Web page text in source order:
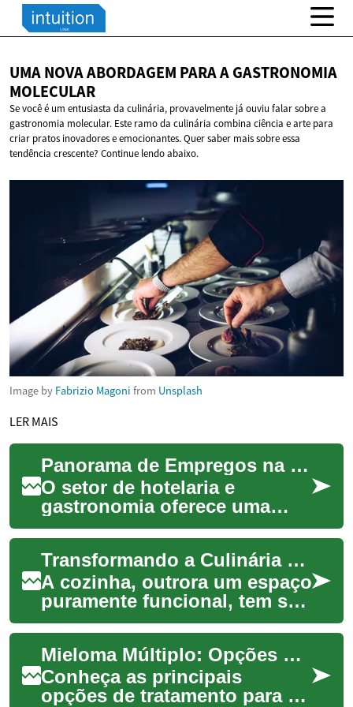
UMA NOVA ABORDAGEM PARA AGASTRONOMIA
MOLECULAR
Se você é um entusiasta da culinária, provavelmente já ouviu falar sobre a
gastronomia molecular. Este ramo da culinária combina ciência e arte para
criar pratos inovadores e emocionantes. Quer saber mais sobre essa
tendência crescente? Continue lendo abaixo.
Image by Fabrizio Magoni from Unsplash
LER MAIS
Panorama de Empregos na Hotelaria e Gastronomia
O setor de hotelaria e
gastronomia oferece uma
vasta gama de oportunidades
de emprego para indivíduos
com diversas ha...
Transformando a Culinária com Novas Tecnologias de Aquecimento
A cozinha, outrora um espaço
puramente funcional, tem se
reinventado como um centro
de inovação e criatividade,
impul...
Mieloma Múltiplo: Opções de Tratamento e Novas Terapias
Conheça as principais
opções de tratamento para o